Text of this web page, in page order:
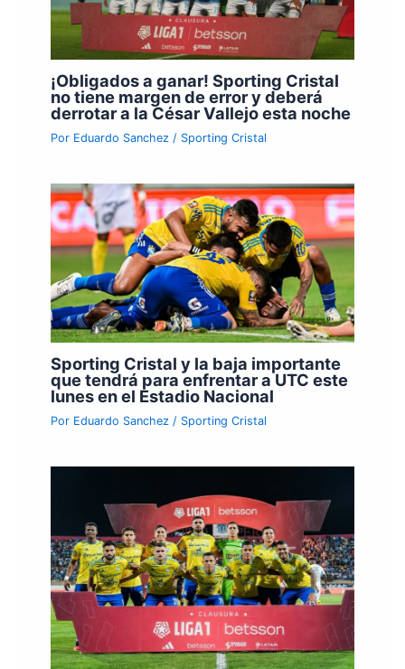
¡Obligados a ganar! Sporting Cristal
no tiene margen de error y deberá
derrotar a la César Vallejo esta noche
Por Eduardo Sanchez/ Sporting Cristal
Sporting Cristal y la baja importante
que tendrá para enfrentar a UTC este
lunes en el Estadio Nacional
Por Eduardo Sanchez/ Sporting Cristal